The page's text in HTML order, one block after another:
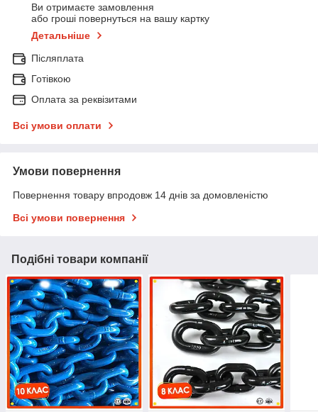
Ви отримаєте замовлення
або гроші повернуться на вашу картку
Детальніше
Післяплата
Готівкою
Оплата за реквізитами
Всі умови оплати
Умови повернення
Повернення товару впродовж 14 днів за домовленістю
Всі умови повернення
Подібні товари компанії